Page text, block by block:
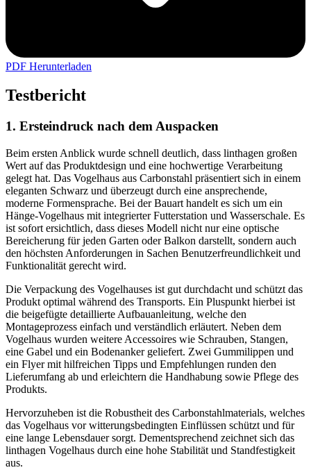
PDF Herunterladen
Testbericht
1. Ersteindruck nach dem Auspacken
Beim ersten Anblick wurde schnell deutlich, dass linthagen großen
Wert auf das Produktdesign und eine hochwertige Verarbeitung
gelegt hat. Das Vogelhaus aus Carbonstahl präsentiert sich in einem
eleganten Schwarz und überzeugt durch eine ansprechende,
moderne Formensprache. Bei der Bauart handelt es sich um ein
Hänge-Vogelhaus mit integrierter Futterstation und Wasserschale. Es
ist sofort ersichtlich, dass dieses Modell nicht nur eine optische
Bereicherung für jeden Garten oder Balkon darstellt, sondern auch
den höchsten Anforderungen in Sachen Benutzerfreundlichkeit und
Funktionalität gerecht wird.
Die Verpackung des Vogelhauses ist gut durchdacht und schützt das
Produkt optimal während des Transports. Ein Pluspunkt hierbei ist
die beigefügte detaillierte Aufbauanleitung, welche den
Montageprozess einfach und verständlich erläutert. Neben dem
Vogelhaus wurden weitere Accessoires wie Schrauben, Stangen,
eine Gabel und ein Bodenanker geliefert. Zwei Gummilippen und
ein Flyer mit hilfreichen Tipps und Empfehlungen runden den
Lieferumfang ab und erleichtern die Handhabung sowie Pflege des
Produkts.
Hervorzuheben ist die Robustheit des Carbonstahlmaterials, welches
das Vogelhaus vor witterungsbedingten Einflüssen schützt und für
eine lange Lebensdauer sorgt. Dementsprechend zeichnet sich das
linthagen Vogelhaus durch eine hohe Stabilität und Standfestigkeit
aus.